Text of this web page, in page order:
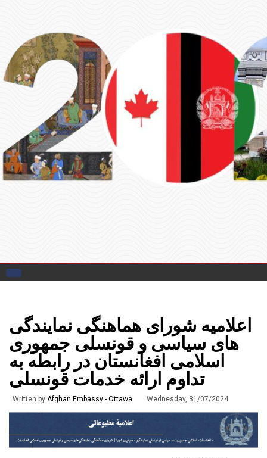
اعلامیه شورای هماهنگی نمایندگی
های سیاسی و قونسلی جمهوری
اسلامی افغانستان در رابطه به
تداوم ارائه خدمات قونسلی
Written by Afghan Embassy - Ottawa Wednesday, 31/07/2024